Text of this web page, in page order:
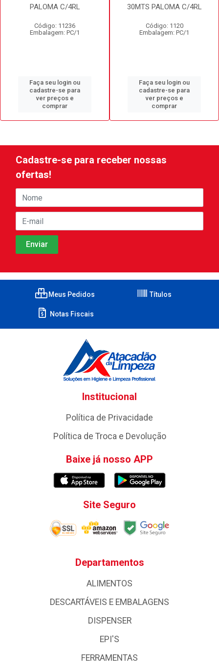
PALOMA C/4RL
Código: 11236
Embalagem: PC/1
Faça seu login ou
cadastre-se para
ver preços e
comprar
30MTS PALOMA C/4RL
Código: 1120
Embalagem: PC/1
Faça seu login ou
cadastre-se para
ver preços e
comprar
Cadastre-se para receber nossas
ofertas!
Meus Pedidos Títulos
Notas Fiscais
Institucional
Política de Privacidade
Política de Troca e Devolução
Baixe já nosso APP
Site Seguro
Departamentos
ALIMENTOS
DESCARTÁVEIS E EMBALAGENS
DISPENSER
EPI'S
FERRAMENTAS